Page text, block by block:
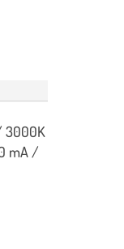
3000K
mA /